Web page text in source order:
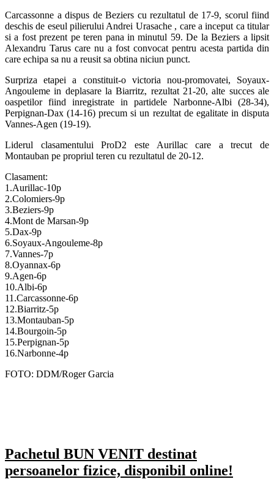
Carcassonne a dispus de Beziers cu rezultatul de 17-9, scorul fiind
deschis de eseul pilierului Andrei Urasache , care a inceput ca titular
si a fost prezent pe teren pana in minutul 59. De la Beziers a lipsit
Alexandru Tarus care nu a fost convocat pentru acesta partida din
care echipa sa nu a reusit sa obtina niciun punct.
Surpriza etapei a constituit-o victoria nou-promovatei, Soyaux-
Angouleme in deplasare la Biarritz, rezultat 21-20, alte succes ale
oaspetilor fiind inregistrate in partidele Narbonne-Albi (28-34),
Perpignan-Dax (14-16) precum si un rezultat de egalitate in disputa
Vannes-Agen (19-19).
Liderul clasamentului ProD2 este Aurillac care a trecut de
Montauban pe propriul teren cu rezultatul de 20-12.
Clasament:
1.Aurillac-10p
2.Colomiers-9p
3.Beziers-9p
4.Mont de Marsan-9p
5.Dax-9p
6.Soyaux-Angouleme-8p
7.Vannes-7p
8.Oyannax-6p
9.Agen-6p
10.Albi-6p
11.Carcassonne-6p
12.Biarritz-5p
13.Montauban-5p
14.Bourgoin-5p
15.Perpignan-5p
16.Narbonne-4p
FOTO: DDM/Roger Garcia
Pachetul BUN VENIT destinat
persoanelor fizice, disponibil online!